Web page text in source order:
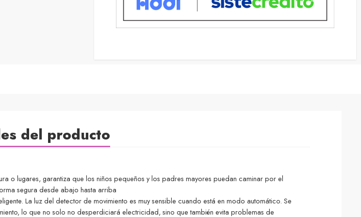
del producto
o lugares, garantiza que los niños pequeños y los padres mayores puedan caminar por el
segura desde abajo hasta arriba
La luz del detector de movimiento es muy sensible cuando está en modo automático. Se
lo que no solo no desperdiciará electricidad, sino que también evita problemas de